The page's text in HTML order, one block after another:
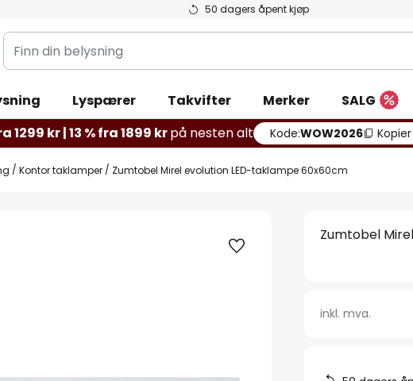
50 dagers åpent kjøp
Finn
din
Lyspærer Takvifter Merker
SALG
1299 kr | 13 % fra 1899 krpå nesten alt Kode:WOW2026 Kopier
Kontor taklamper Zumtobel Mirel evolution LED-taklampe 60x60cm
Zumtobel
inkl. mva.